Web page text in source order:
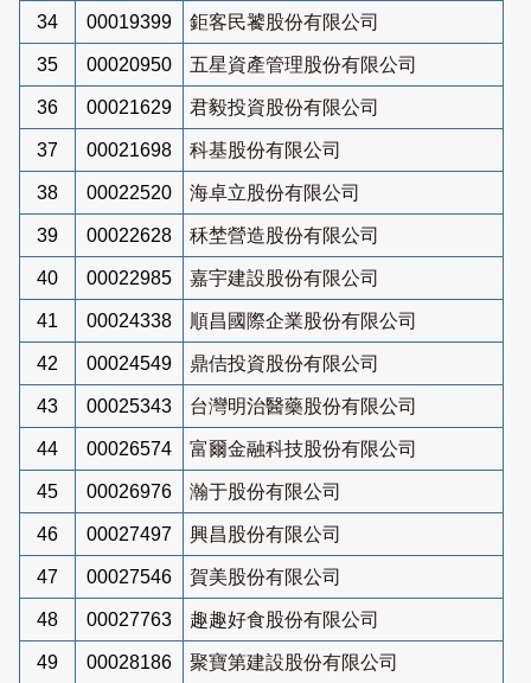
34 00019399 鉅客民饕股份有限公司
35 00020950 五星資產管理股份有限公司
36 00021629 君毅投資股份有限公司
37 00021698 科基股份有限公司
38 00022520 海卓立股份有限公司
39 00022628 秝埜營造股份有限公司
40 00022985 嘉宇建設股份有限公司
41 00024338 順昌國際企業股份有限公司
42 00024549 鼎佶投資股份有限公司
43 00025343 台灣明治醫藥股份有限公司
44 00026574 富爾金融科技股份有限公司
45 00026976 瀚于股份有限公司
46 00027497 興昌股份有限公司
47 00027546 賀美股份有限公司
48 00027763 趣趣好食股份有限公司
49 00028186 聚寶第建設股份有限公司